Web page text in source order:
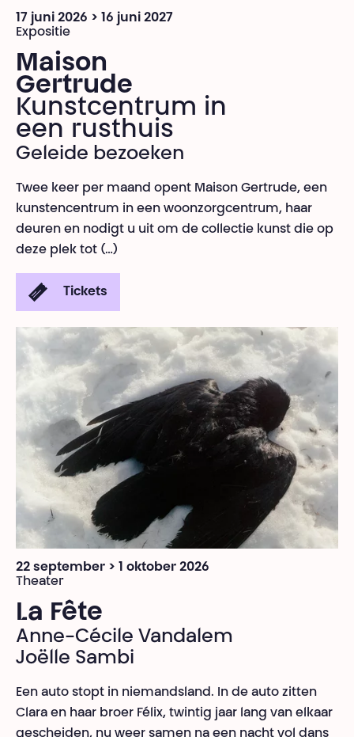
17 juni 2026 > 16 juni 2027
Expositie
Maison
Gertrude
Kunstcentrum in
een rusthuis
Geleide bezoeken
Twee keer per maand opent Maison Gertrude, een
kunstencentrum in een woonzorgcentrum, haar
deuren en nodigt u uit om de collectie kunst die op
deze plek tot (…)
Tickets
22 september > 1 oktober 2026
Theater
La Fête
Anne-Cécile Vandalem
Joëlle Sambi
Een auto stopt in niemandsland. In de auto zitten
Clara en haar broer Félix, twintig jaar lang van elkaar
gescheiden, nu weer samen na een nacht vol dans